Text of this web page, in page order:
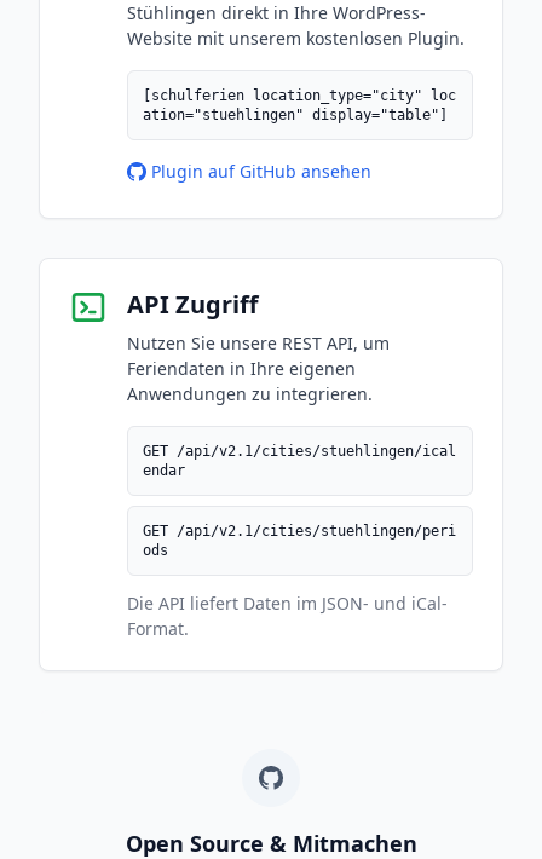
Stühlingen direkt in Ihre WordPress-
Website mit unserem kostenlosen Plugin.
[schulferien location_type="city" loc
ation="stuehlingen" display="table"]
Plugin auf GitHub ansehen
API Zugriff
Nutzen Sie unsere REST API, um
Feriendaten in Ihre eigenen
Anwendungen zu integrieren.
GET /api/v2.1/cities/stuehlingen/ical
endar
GET /api/v2.1/cities/stuehlingen/peri
ods
Die API liefert Daten im JSON- und iCal-
Format.
Open Source & Mitmachen